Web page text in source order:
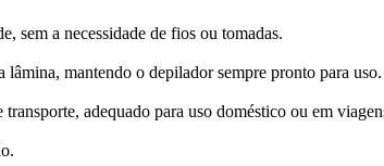
sem a necessidade de fios ou tomadas.
mantendo o depilador sempre pronto para uso.
adequado para uso doméstico ou em